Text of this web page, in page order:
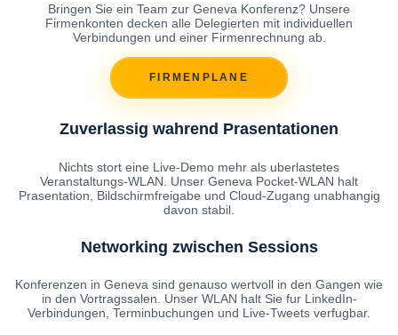
Bringen Sie ein Team zur Geneva Konferenz? Unsere
Firmenkonten decken alle Delegierten mit individuellen
Verbindungen und einer Firmenrechnung ab.
FIRMENPLANE
Zuverlassig wahrend Prasentationen
Nichts stort eine Live-Demo mehr als uberlastetes
Veranstaltungs-WLAN. Unser Geneva Pocket-WLAN halt
Prasentation, Bildschirmfreigabe und Cloud-Zugang unabhangig
davon stabil.
Networking zwischen Sessions
Konferenzen in Geneva sind genauso wertvoll in den Gangen wie
in den Vortragssalen. Unser WLAN halt Sie fur LinkedIn-
Verbindungen, Terminbuchungen und Live-Tweets verfugbar.